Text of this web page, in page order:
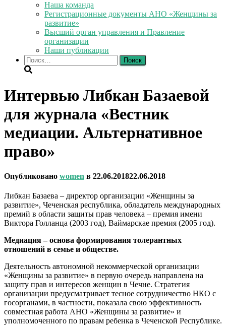
Наша команда
Регистрационные документы АНО «Женщины за
развитие»
Высший орган управления и Правление
организации
Наши публикации
Найти:
Интервью Либкан Базаевой
для журнала «Вестник
медиации. Альтернативное
право»
Опубликовано women в 22.06.201822.06.2018
Либкан Базаева – директор организации «Женщины за
развитие», Чеченская республика, обладатель международных
премий в области защиты прав человека – премия имени
Виктора Голланца (2003 год), Ваймарскае премия (2005 год).
Медиация – основа формирования толерантных
отношений в семье и обществе.
Деятельность автономной некоммерческой организации
«Женщины за развитие» в первую очередь направлена на
защиту прав и интересов женщин в Чечне. Стратегия
организации предусматривает тесное сотрудничество НКО с
госорганами, в частности, показала свою эффективность
совместная работа АНО «Женщины за развитие» и
уполномоченного по правам ребенка в Чеченской Республике.